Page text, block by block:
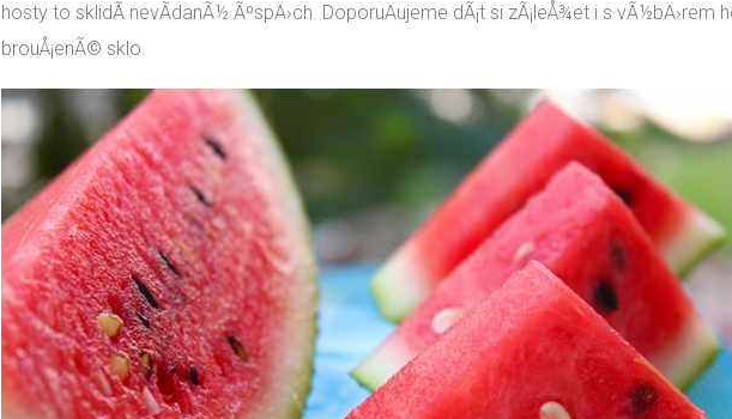
hosty to sklidÃ­ nevÃ­danÃ½ ÃºspÄ›ch. DoporuÄujeme dÃ¡t si zÃ¡leÅ¾et i s vÃ½bÄ›rem
brouÅ¡enÃ© sklo.